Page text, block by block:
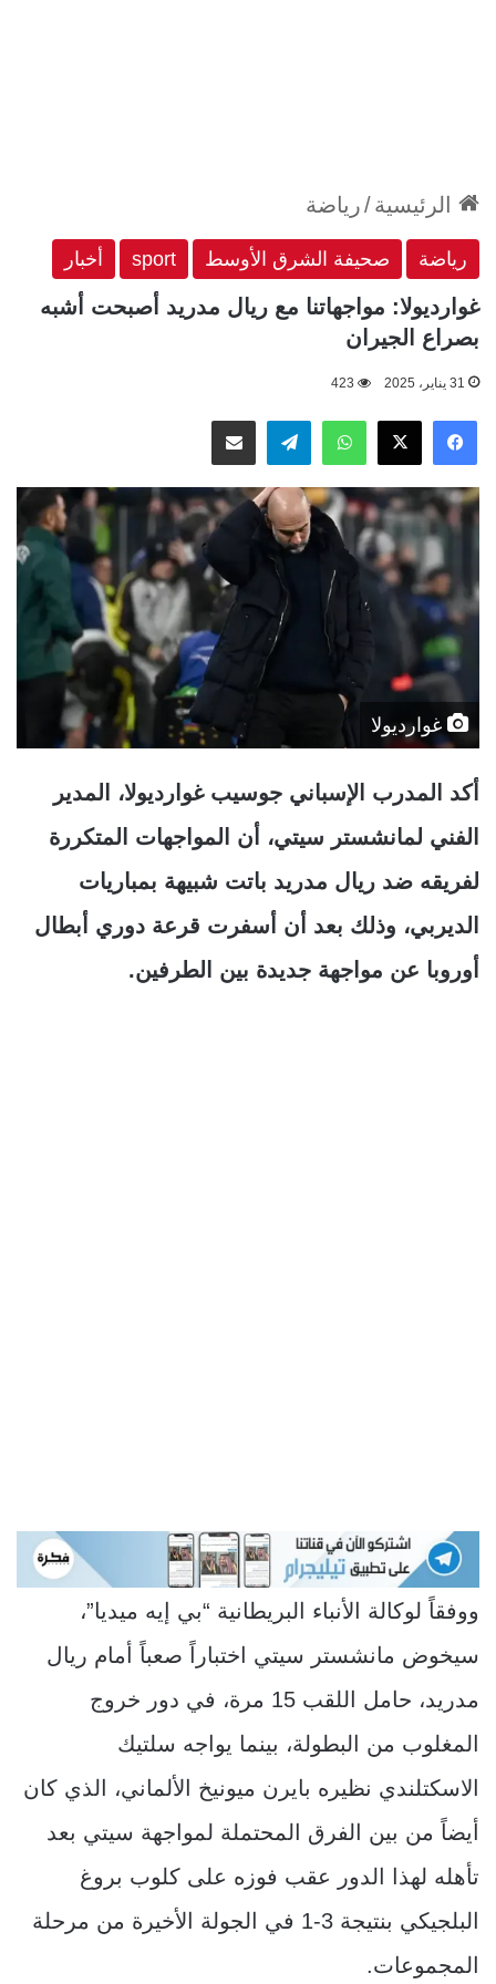
الرئيسية/رياضة
رياضة صحيفة الشرق الأوسط sport أخبار
غوارديولا: مواجهاتنا مع ريال مدريد أصبحت أشبه
بصراع الجيران
31 يناير، 2025 423
فيسبوك
‫X واتسابتيلقراممشاركة عبر البريد
غوارديولا
أكد المدرب الإسباني جوسيب غوارديولا، المدير
الفني لمانشستر سيتي، أن المواجهات المتكررة
لفريقه ضد ريال مدريد باتت شبيهة بمباريات
الديربي، وذلك بعد أن أسفرت قرعة دوري أبطال
أوروبا عن مواجهة جديدة بين الطرفين.
ووفقاً لوكالة الأنباء البريطانية “بي إيه ميديا”،
سيخوض مانشستر سيتي اختباراً صعباً أمام ريال
مدريد، حامل اللقب 15 مرة، في دور خروج
المغلوب من البطولة، بينما يواجه سلتيك
الاسكتلندي نظيره بايرن ميونيخ الألماني، الذي كان
أيضاً من بين الفرق المحتملة لمواجهة سيتي بعد
تأهله لهذا الدور عقب فوزه على كلوب بروغ
البلجيكي بنتيجة 3-1 في الجولة الأخيرة من مرحلة
المجموعات.